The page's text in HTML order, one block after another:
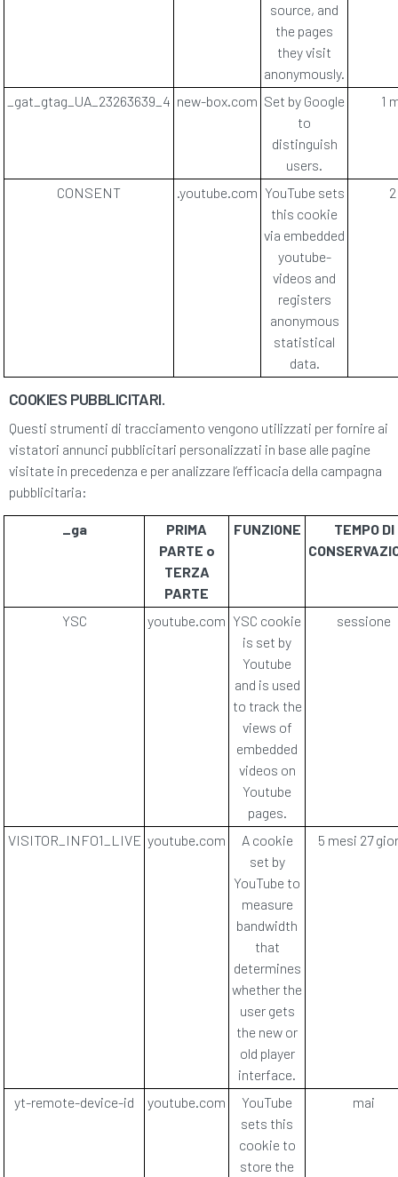
source, and
the pages
they visit
anonymously.
_gat_gtag_UA_23263639_4 new-box.com Set by Google
to
distinguish
users.
1
CONSENT .youtube.com YouTube sets
this cookie
via embedded
youtube-
videos and
registers
anonymous
statistical
data.
COOKIES PUBBLICITARI.
Questi strumenti di tracciamento vengono utilizzati per fornire ai
vistatori annunci pubblicitari personalizzati in base alle pagine
visitate in precedenza e per analizzare l’efficacia della campagna
pubblicitaria:
_ga
PRIMA
PARTE o
TERZA
PARTE
FUNZIONE
TEMPO DI
YSC youtube.com YSC cookie
is set by
Youtube
and is used
to track the
views of
embedded
videos on
Youtube
pages.
sessione
VISITOR_INFO1_LIVE youtube.com
A cookie
set by
YouTube to
measure
bandwidth
that
determines
whether the
user gets
the new or
old player
interface.
5 mesi 27
yt-remote-device-id youtube.com
YouTube
sets this
cookie to
store the
mai